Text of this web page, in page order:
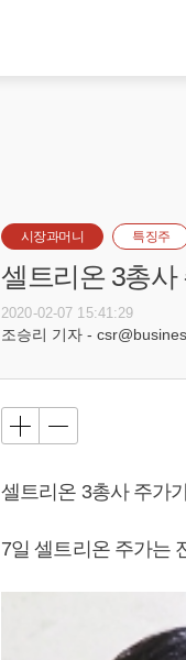
시장과머니 특징주
셀트리온 3총사
2020-02-07 15:41:29
조승리 기자 -
셀트리온 3총사 주가
7일 셀트리온 주가는